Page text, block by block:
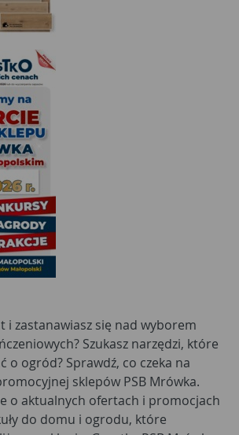
i zastanawiasz się nad wyborem
Szukasz narzędzi, które
o ogród? Sprawdź, co czeka na
sklepów PSB Mrówka.
o aktualnych ofertach i promocjach
do domu i ogrodu, które